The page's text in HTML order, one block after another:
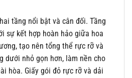
tầng nổi bật và cân đối. Tầng
sự kết hợp hoàn hảo giữa hoa
tạo nên tổng thể rực rỡ và
dưới nhỏ gọn hơn, làm nền cho
hòa. Giấy gói đỏ rực rỡ và dải